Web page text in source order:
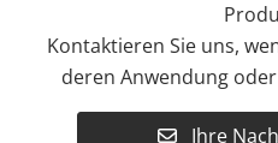
Kontaktieren Sie uns,
deren Anwendung
Ihre